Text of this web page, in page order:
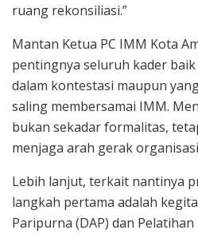
ruang rekonsiliasi.”
Mantan Ketua PC IMM Kota
pentingnya seluruh kader
dalam kontestasi maupun
saling membersamai IMM.
bukan sekadar formalitas,
menjaga arah gerak
Lebih lanjut, terkait nantinya
langkah pertama adalah
Paripurna (DAP) dan